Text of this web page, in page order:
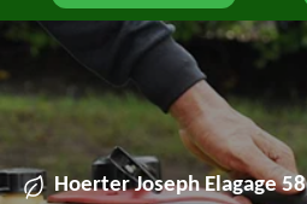
Hoerter Joseph Elagage 58